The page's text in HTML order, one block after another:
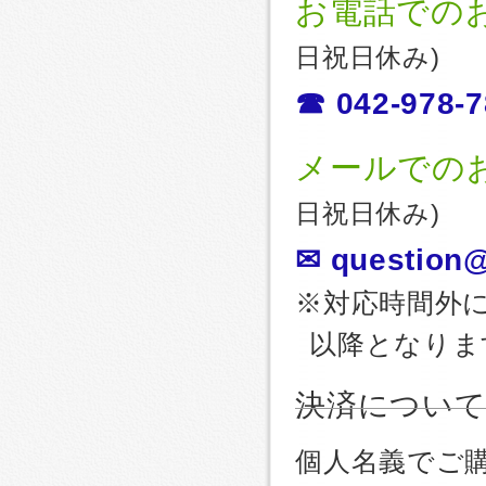
お電話での
日祝日休み)
☎ 042-978-
メールでの
日祝日休み)
✉
※対応時間外
以降となり
決済について
個人名義でご